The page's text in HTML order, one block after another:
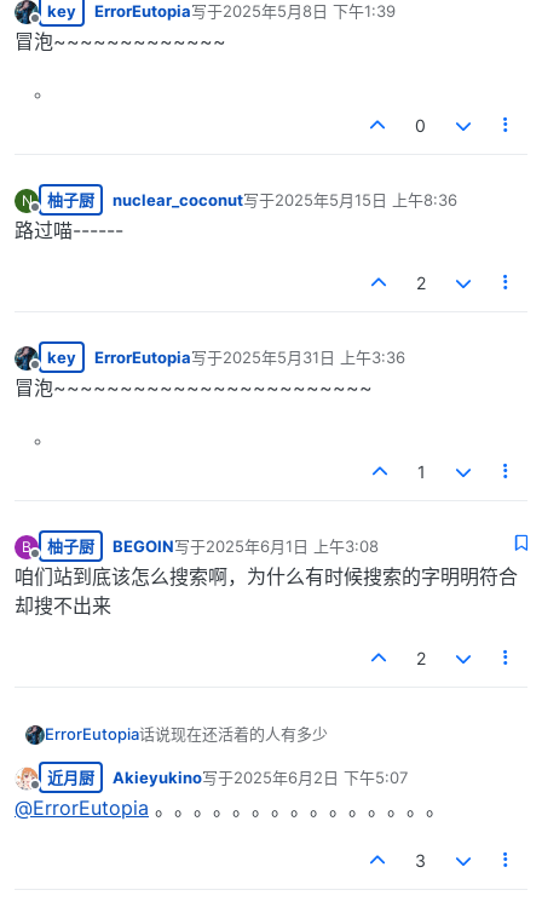
离线
key ErrorEutopia写于2025年5月8日 下午1:39
最后由 编辑
冒泡~~~~~~~~~~~~~
0
N
离线
柚子厨 nuclear_coconut写于2025年5月15日 上午8:36
最后由 编辑
路过喵------
2
离线
key ErrorEutopia写于2025年5月31日 上午3:36
最后由 编辑
冒泡~~~~~~~~~~~~~~~~~~~~~~~~
1
B
离线
柚子厨 BEGOIN写于2025年6月1日 上午3:08
最后由 编辑
咱们站到底该怎么搜索啊，为什么有时候搜索的字明明符合
却搜不出来
2
ErrorEutopia话说现在还活着的人有多少
离线
近月厨 Akieyukino写于2025年6月2日 下午5:07
最后由 编辑
@ErrorEutopia 。。。。。。。。。。。。。。。
3